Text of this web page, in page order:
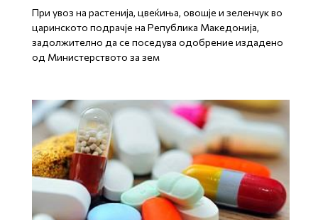
При увоз на растенија, цвеќиња, овошје и зеленчук во
царинското подрачје на Република Македонија,
задолжително да се поседува одобрение издадено
од Министерството за зем